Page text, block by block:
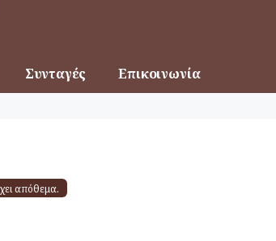
Συνταγές Επικοινωνία
απόθεμα.